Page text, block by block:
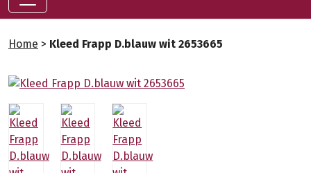
Home > Kleed Frapp D.blauw wit 2653665